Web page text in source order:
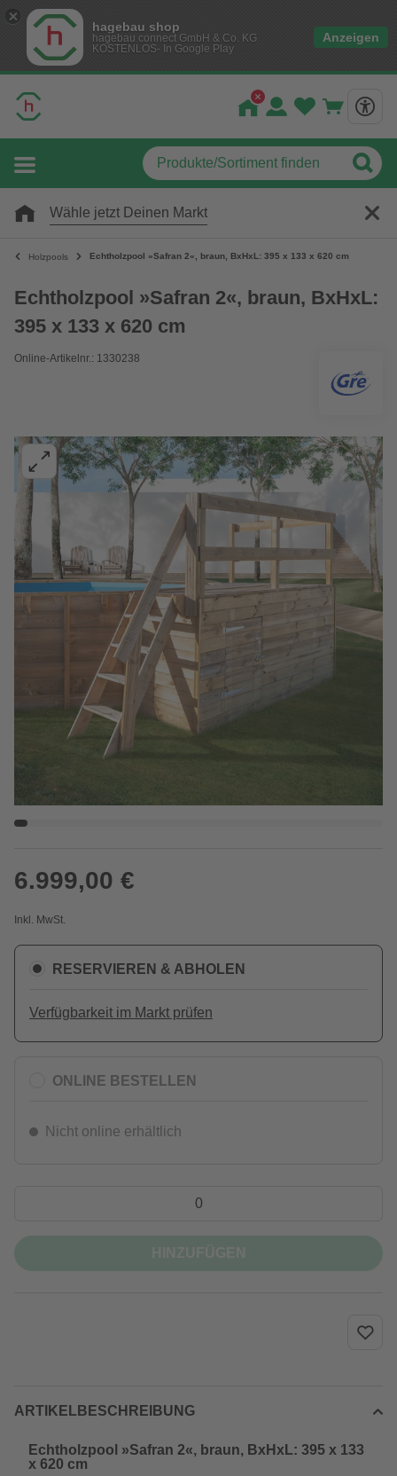
hagebau shop
hagebau connect GmbH & Co. KG
KOSTENLOS- In Google Play
Anzeigen
Wähle jetzt Deinen Markt
Holzpools Echtholzpool »Safran 2«, braun, BxHxL: 395 x 133 x 620 cm
Echtholzpool »Safran 2«, braun, BxHxL:
395 x 133 x 620 cm
Online-Artikelnr.: 1330238
6.999,00 €
Inkl. MwSt.
RESERVIEREN & ABHOLEN
Verfügbarkeit im Markt prüfen
ONLINE BESTELLEN
Nicht online erhältlich
ARTIKELBESCHREIBUNG
Echtholzpool »Safran 2«, braun, BxHxL: 395 x 133
x 620 cm